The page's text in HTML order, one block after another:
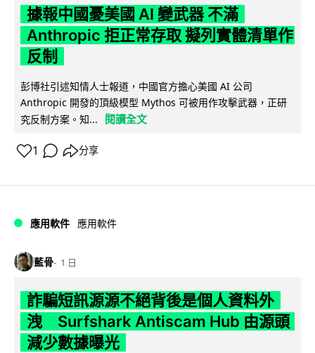
據報中國憂美國 AI 變武器 不滿
Anthropic 拒正常存取 擬列實體清單作
反制
彭博社引述知情人士報道，中國官方擔心美國 AI 公司
Anthropic 開發的頂級模型 Mythos 可被用作攻擊武器，正研
究反制方案。知...
閱讀全文
1 分享
應用軟件 應用軟件
藍骨 1 日
詐騙短訊源源不絕背後是個人資料外
洩 Surfshark Antiscam Hub 由源頭
減少數據曝光